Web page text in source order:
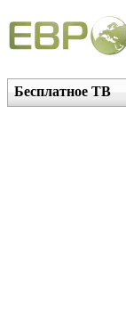
Бесплатное ТВ